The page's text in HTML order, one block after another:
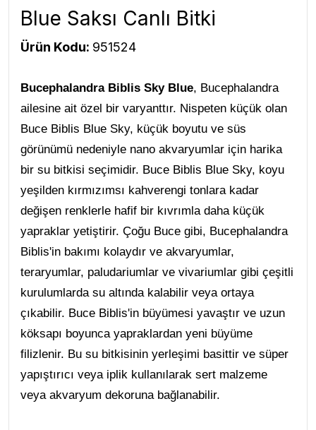
Blue Saksı Canlı Bitki
Ürün Kodu: 951524
Bucephalandra Biblis Sky Blue, Bucephalandra
ailesine ait özel bir varyanttır. Nispeten küçük olan
Buce Biblis Blue Sky, küçük boyutu ve süs
görünümü nedeniyle nano akvaryumlar için harika
bir su bitkisi seçimidir. Buce Biblis Blue Sky, koyu
yeşilden kırmızımsı kahverengi tonlara kadar
değişen renklerle hafif bir kıvrımla daha küçük
yapraklar yetiştirir. Çoğu Buce gibi, Bucephalandra
Biblis'in bakımı kolaydır ve akvaryumlar,
teraryumlar, paludariumlar ve vivariumlar gibi çeşitli
kurulumlarda su altında kalabilir veya ortaya
çıkabilir. Buce Biblis'in büyümesi yavaştır ve uzun
köksapı boyunca yapraklardan yeni büyüme
filizlenir. Bu su bitkisinin yerleşimi basittir ve süper
yapıştırıcı veya iplik kullanılarak sert malzeme
veya akvaryum dekoruna bağlanabilir.